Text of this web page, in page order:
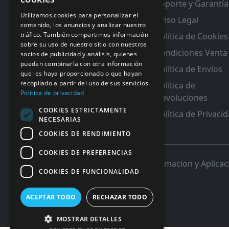
RMA y Garantias
Soporte y
Aviso Legal
Política de Cookies
Condiciones Venta
Política de Envíos
Política de
Devoluciones
Política de
© 2026 InforSystem Programacion y
Utilizamos cookies para personalizar el
contenido, los anuncios y analizar nuestro
tráfico. También compartimos información
sobre su uso de nuestro sitio con nuestros
socios de publicidad y análisis, quienes
pueden combinarla con otra información
que les haya proporcionado o que hayan
recopilado a partir del uso de sus servicios.
Política de privacidad
COOKIES ESTRICTAMENTE
NECESARIAS
COOKIES DE RENDIMIENTO
COOKIES DE PREFERENCIAS
COOKIES DE FUNCIONALIDAD
ACEPTAR TODO RECHAZAR TODO
MOSTRAR DETALLES